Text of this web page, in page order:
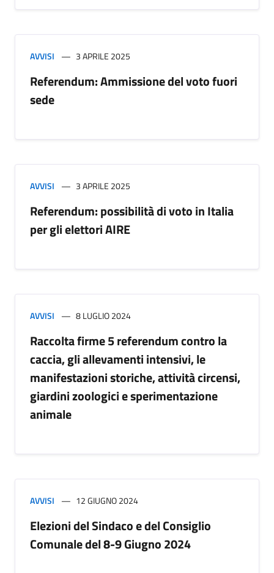
AVVISI 3 APRILE 2025
Referendum: Ammissione del voto fuori
sede
AVVISI 3 APRILE 2025
Referendum: possibilità di voto in Italia
per gli elettori AIRE
AVVISI 8 LUGLIO 2024
Raccolta firme 5 referendum contro la
caccia, gli allevamenti intensivi, le
manifestazioni storiche, attività circensi,
giardini zoologici e sperimentazione
animale
AVVISI 12 GIUGNO 2024
Elezioni del Sindaco e del Consiglio
Comunale del 8-9 Giugno 2024